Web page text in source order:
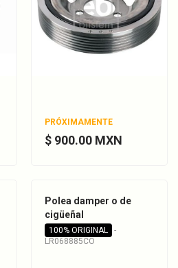
PRÓXIMAMENTE
$ 900.00 MXN
Polea damper o de
cigüeñal
100% ORIGINAL
-
LR068885CO